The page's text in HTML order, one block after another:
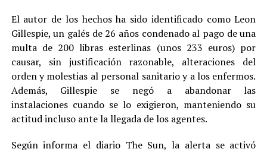
El autor de los hechos ha sido identificado como Leon
Gillespie, un galés de 26 años condenado al pago de una
multa de 200 libras esterlinas (unos 233 euros) por
causar, sin justificación razonable, alteraciones del
orden y molestias al personal sanitario y a los enfermos.
Además, Gillespie se negó a abandonar las
instalaciones cuando se lo exigieron, manteniendo su
actitud incluso ante la llegada de los agentes.
Según informa el diario The Sun, la alerta se activó